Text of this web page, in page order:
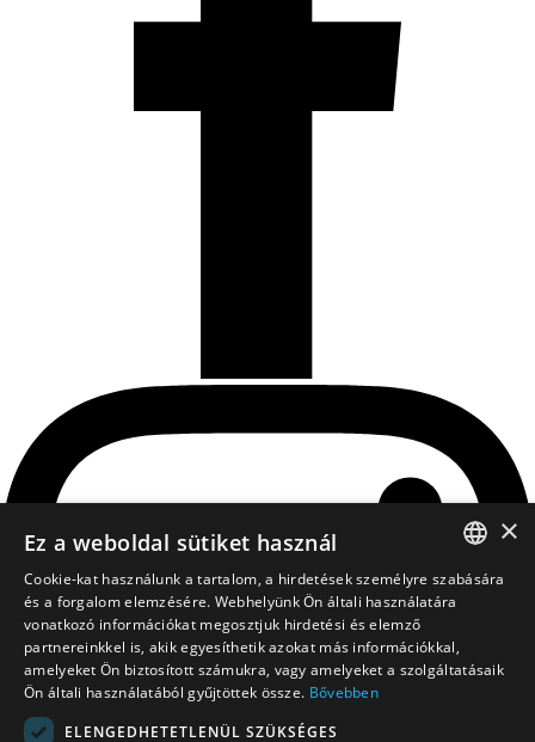
HUNGARIAN
×
Ez a weboldal sütiket használ
Cookie-kat használunk a tartalom, a hirdetések személyre szabására
és a forgalom elemzésére. Webhelyünk Ön általi használatára
vonatkozó információkat megosztjuk hirdetési és elemző
partnereinkkel is, akik egyesíthetik azokat más információkkal,
amelyeket Ön biztosított számukra, vagy amelyeket a szolgáltatásaik
Ön általi használatából gyűjtöttek össze. Bővebben
ELENGEDHETETLENÜL SZÜKSÉGES